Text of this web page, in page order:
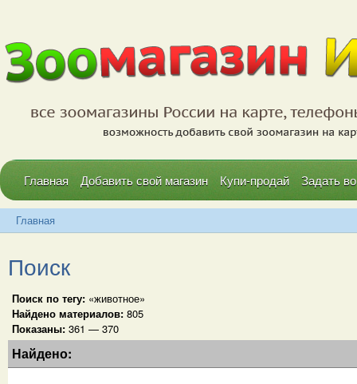
Главная Добавить свой магазин Купи-продай Задать
Главная
Поиск
Поиск по тегу: «животное»
Найдено материалов: 805
Показаны: 361 — 370
Найдено: